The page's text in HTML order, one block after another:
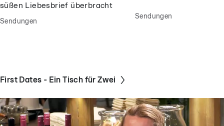
süßen Liebesbrief überbracht
Sendungen
Sendungen
First Dates - Ein Tisch für Zwei